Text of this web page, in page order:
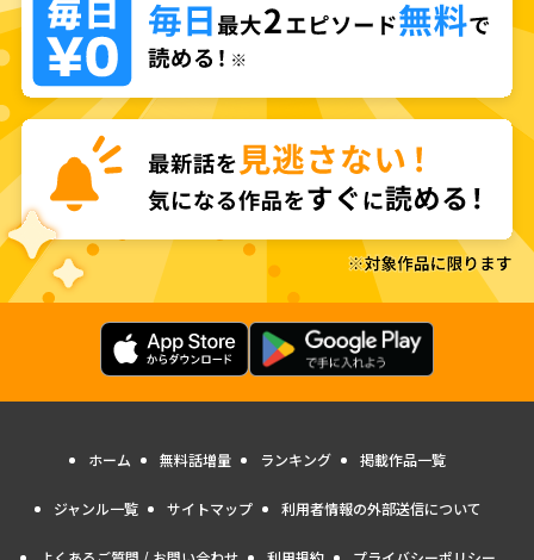
ホーム 無料話増量 ランキング 掲載作品一覧
ジャンル一覧 サイトマップ 利用者情報の外部送信について